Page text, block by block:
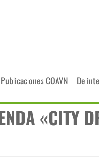
Publicaciones COAVN De
«CITY